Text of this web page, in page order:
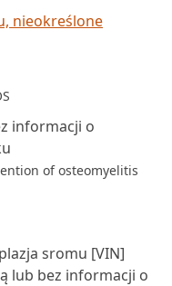
nieokreślone
informacji o
of osteomyelitis
sromu [VIN]
lub bez informacji o